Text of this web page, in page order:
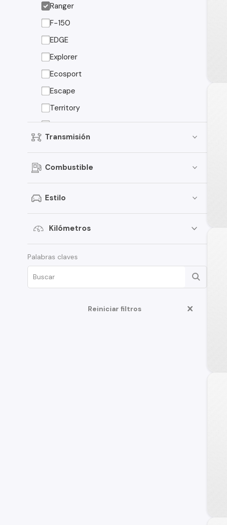
Ranger
F-150
EDGE
Explorer
Ecosport
Escape
Territory
Focus
Fiesta
Transit Van
Expedition
Maverick
Fusion
Edge
Transmisión
Combustible
Estilo
Kilómetros
Palabras claves
Reiniciar filtros